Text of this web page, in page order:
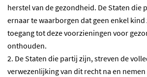
herstel van de gezondheid. De Staten die
ernaar te waarborgen dat geen enkel
toegang tot deze voorzieningen voor
onthouden.
2. De Staten die partij zijn, streven de
verwezenlijking van dit recht na en